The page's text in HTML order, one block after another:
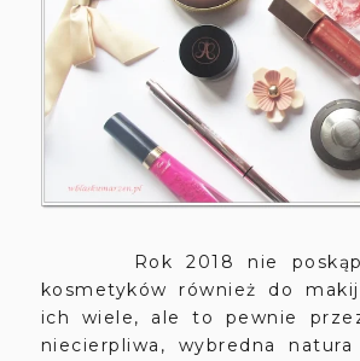
Rok 2018 nie
kosmetyków również do
ich wiele, ale to pewnie
niecierpliwa, wybredna